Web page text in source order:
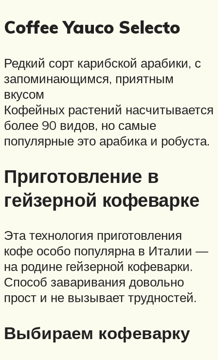
Coffee Yauco Selecto
Редкий сорт карибской арабики, с
запоминающимся, приятным
вкусом
Кофейных растений насчитывается
более 90 видов, но самые
популярные это арабика и робуста.
Приготовление в
гейзерной кофеварке
Эта технология приготовления
кофе особо популярна в Италии —
на родине гейзерной кофеварки.
Способ заваривания довольно
прост и не вызывает трудностей.
Выбираем кофеварку